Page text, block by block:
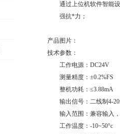
通过上位机软件智能
强抗*力；
产品图片：
技术参数：
工作电源：DC24V
测量精度：±0.2%FS
整机功耗：≤3.88mA
输出信号：二线制4-
输入范围：兼容输入，
工作温度：-10~50°c